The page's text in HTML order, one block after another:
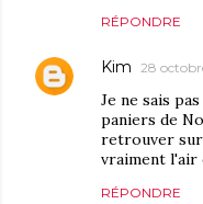
RÉPONDRE
Kim 28
Je ne sais
paniers de
retrouver
vraiment l'air
RÉPONDRE